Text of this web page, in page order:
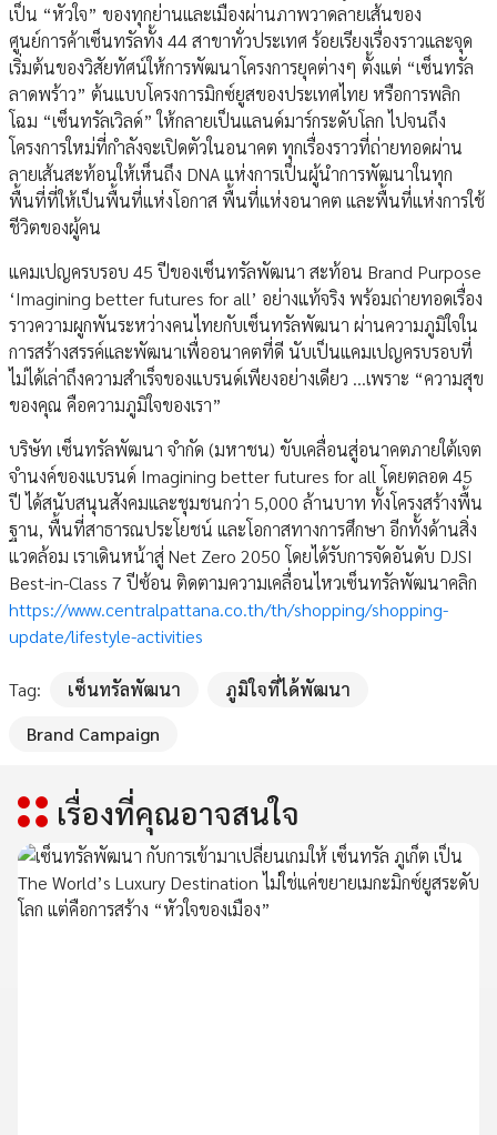
เป็น “หัวใจ” ของทุกย่านและเมืองผ่านภาพวาดลายเส้นของ
ศูนย์การค้าเซ็นทรัลทั้ง 44 สาขาทั่วประเทศ ร้อยเรียงเรื่องราวและจุด
เริ่มต้นของวิสัยทัศน์ให้การพัฒนาโครงการยุคต่างๆ ตั้งแต่ “เซ็นทรัล
ลาดพร้าว” ต้นแบบโครงการมิกซ์ยูสของประเทศไทย หรือการพลิก
โฉม “เซ็นทรัลเวิลด์” ให้กลายเป็นแลนด์มาร์กระดับโลก ไปจนถึง
โครงการใหม่ที่กำลังจะเปิดตัวในอนาคต ทุกเรื่องราวที่ถ่ายทอดผ่าน
ลายเส้นสะท้อนให้เห็นถึง DNA แห่งการเป็นผู้นำการพัฒนาในทุก
พื้นที่ที่ให้เป็นพื้นที่แห่งโอกาส พื้นที่แห่งอนาคต และพื้นที่แห่งการใช้
ชีวิตของผู้คน
แคมเปญครบรอบ 45 ปีของเซ็นทรัลพัฒนา สะท้อน Brand Purpose
‘Imagining better futures for all’ อย่างแท้จริง พร้อมถ่ายทอดเรื่อง
ราวความผูกพันระหว่างคนไทยกับเซ็นทรัลพัฒนา ผ่านความภูมิใจใน
การสร้างสรรค์และพัฒนาเพื่ออนาคตที่ดี นับเป็นแคมเปญครบรอบที่
ไม่ได้เล่าถึงความสำเร็จของแบรนด์เพียงอย่างเดียว …เพราะ “ความสุข
ของคุณ คือความภูมิใจของเรา”
บริษัท เซ็นทรัลพัฒนา จำกัด (มหาชน) ขับเคลื่อนสู่อนาคตภายใต้เจต
จำนงค์ของแบรนด์ Imagining better futures for all โดยตลอด 45
ปี ได้สนับสนุนสังคมและชุมชนกว่า 5,000 ล้านบาท ทั้งโครงสร้างพื้น
ฐาน, พื้นที่สาธารณประโยชน์ และโอกาสทางการศึกษา อีกทั้งด้านสิ่ง
แวดล้อม เราเดินหน้าสู่ Net Zero 2050 โดยได้รับการจัดอันดับ DJSI
Best-in-Class 7 ปีซ้อน ติดตามความเคลื่อนไหวเซ็นทรัลพัฒนาคลิก
https://www.centralpattana.co.th/th/shopping/shopping-
update/lifestyle-activities
Tag: เซ็นทรัลพัฒนา
ภูมิใจที่ได้พัฒนา
Brand Campaign
เรื่องที่คุณอาจสนใจ